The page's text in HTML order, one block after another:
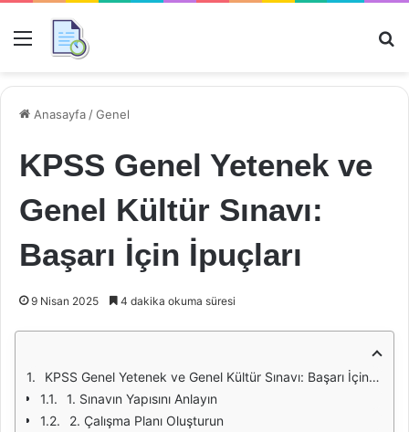
Menü
Anasayfa /Genel
KPSS Genel Yetenek ve
Genel Kültür Sınavı:
Başarı İçin İpuçları
9 Nisan 2025 4 dakika okuma süresi
KPSS Genel Yetenek ve Genel Kültür Sınavı: Başarı İçin İpuçları
1. Sınavın Yapısını Anlayın
2. Çalışma Planı Oluşturun